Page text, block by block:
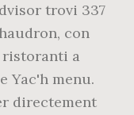
trovi 337
con
ristoranti a
Yac'h menu.
directement